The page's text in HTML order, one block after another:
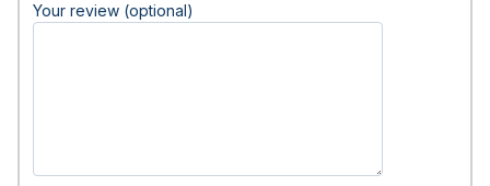
Your review (optional)